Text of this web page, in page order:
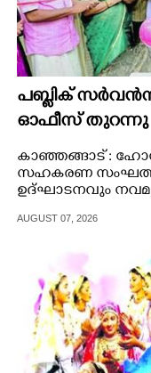
പബ്ലിക്
ഓഫീസ് തുറന്നു
കാഞ്ഞങ്ങാട് :
സഹകരണ
ഉദ്ഘാടനവും
AUGUST 07, 2026